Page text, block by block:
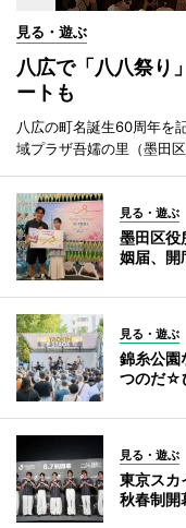
見る・遊ぶ
八広で「八八祭
ートも
八広の町名誕生60周年を
域プラザ吾嬬の里（墨田
見る・遊ぶ
墨田区
姻届、開
見る・遊ぶ
錦糸公園
つのだ☆
見る・遊ぶ
東京ス
秋春制開